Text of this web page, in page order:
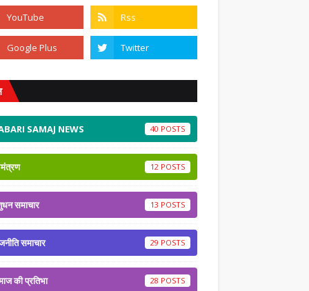
SAMAJ NEWS 40
12
समाचार 13
समाचार 29
की प्रतिभा 28